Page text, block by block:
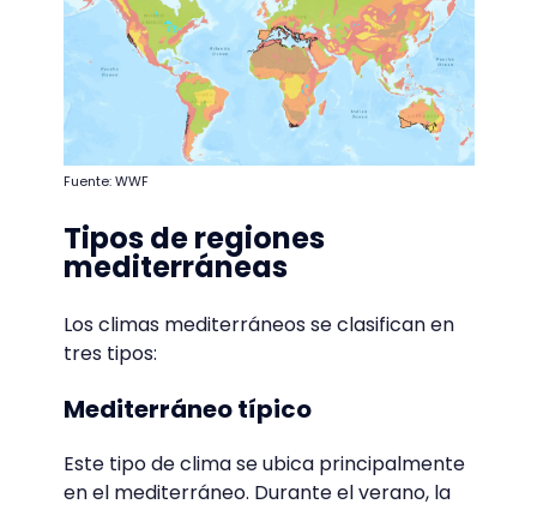
Fuente: WWF
Tipos de regiones
mediterráneas
Los climas mediterráneos se clasifican en
tres tipos:
Mediterráneo típico
Este tipo de clima se ubica principalmente
en el mediterráneo. Durante el verano, la